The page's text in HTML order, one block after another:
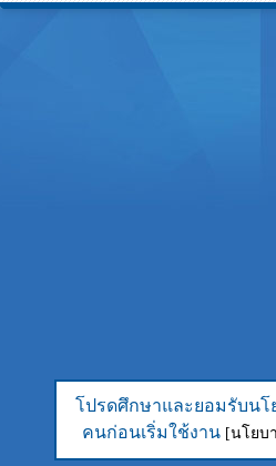
โปรดศึกษาและยอมรับนโ
คนก่อนเริ่มใช้งาน [นโยบ
โปรดศึกษาและยอมรับนโ
คนก่อนเริ่มใช้งาน [นโยบ